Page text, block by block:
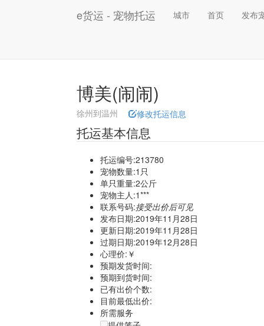
e货运 - 宠物托运 城市 首页 发布
博美(闹闹)
徐州到温州 修改托运信息
托运基本信息
托运编号:213780
宠物数量:1只
单只重量:2公斤
宠物主人:1***
联系号码:接受出价后可见
发布日期:2019年11月28日
更新日期:2019年11月28日
过期日期:2019年12月28日
心理价:￥
预期发货时间:
预期到货时间:
已有出价个数:
目前最低出价:
所需服务